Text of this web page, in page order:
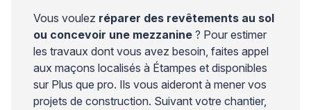
Vous voulez réparer des revêtements au sol
ou concevoir une mezzanine ? Pour estimer
les travaux dont vous avez besoin, faites appel
aux maçons localisés à Étampes et disponibles
sur Plus que pro. Ils vous aideront à mener vos
projets de construction. Suivant votre chantier,